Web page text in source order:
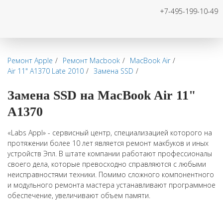
+7-495-199-10-49
Ремонт Apple Ремонт Macbook
MacBook Air
Air 11" А1370 Late 2010
Замена SSD
Замена SSD на MacBook Air 11"
А1370
«Labs Appl» - сервисный центр, специализацией которого на
протяжении более 10 лет является ремонт макбуков и иных
устройств Эпл. В штате компании работают профессионалы
своего дела, которые превосходно справляются с любыми
неисправностями техники. Помимо сложного компонентного
и модульного ремонта мастера устанавливают программное
обеспечение, увеличивают объем памяти.